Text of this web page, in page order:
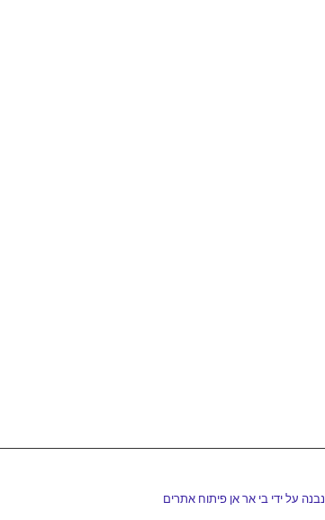
נבנה על ידי בי אר אן פיתוח אתרים